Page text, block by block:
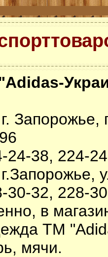
24-38, 224-
30-32, 228-
в
ТМ
мячи.